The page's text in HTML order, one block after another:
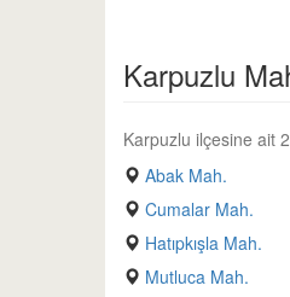
Karpuzlu
Karpuzlu ilçesine ait
Abak Mah.
Cumalar Mah.
Hatıpkışla Mah.
Mutluca Mah.